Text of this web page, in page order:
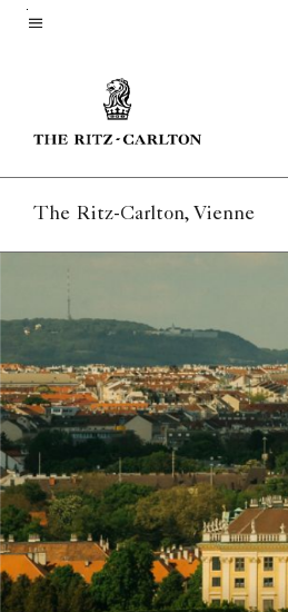
Skip
The Ritz-Carlton, Vienne